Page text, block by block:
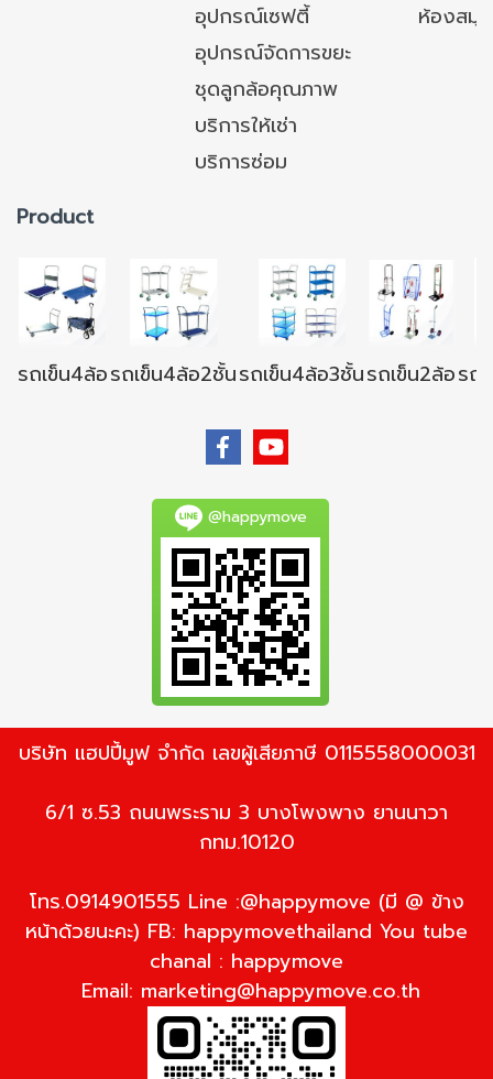
อุปกรณ์เซฟตี้
ห้องสมุ
อุปกรณ์จัดการขยะ
ชุดลูกล้อคุณภาพ
บริการให้เช่า
บริการซ่อม
Product
รถเข็น4ล้อรถเข็น4ล้อ2ชั้นรถเข็น4ล้อ3ชั้นรถเข็น2ล้อรถ
@happymove
บริษัท แฮปปี้มูฟ จำกัด เลขผู้เสียภาษี 0115558000031
6/1 ซ.53 ถนนพระราม 3 บางโพงพาง ยานนาวา
กทม.10120
โทร.0914901555 Line :@happymove (มี @ ข้าง
หน้าด้วยนะคะ) FB: happymovethailand You tube
chanal : happymove
Email: marketing@happymove.co.th